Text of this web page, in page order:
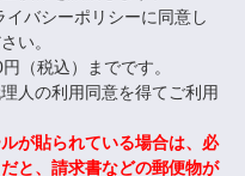
バシーポリシーに同意し
い。
（税込）までです。
人の利用同意を得てご利用
が貼られている場合は、必
と、請求書などの郵便物が